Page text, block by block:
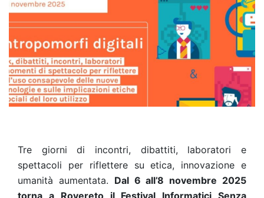
Tre giorni di incontri, dibattiti, laboratori e
spettacoli per riflettere su etica, innovazione e
umanità aumentata. Dal 6 all’8 novembre 2025
torna a Rovereto il Festival Informatici Senza